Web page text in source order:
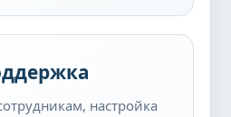
настройка